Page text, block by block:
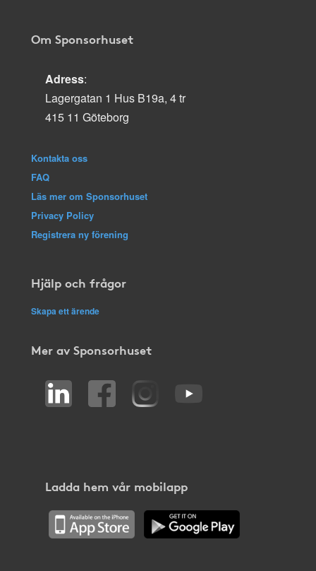
Om Sponsorhuset
Adress:
Lagergatan 1 Hus B19a, 4 tr
415 11 Göteborg
Kontakta oss
FAQ
Läs mer om Sponsorhuset
Privacy Policy
Registrera ny förening
Hjälp och frågor
Skapa ett ärende
Mer av Sponsorhuset
Ladda hem vår mobilapp